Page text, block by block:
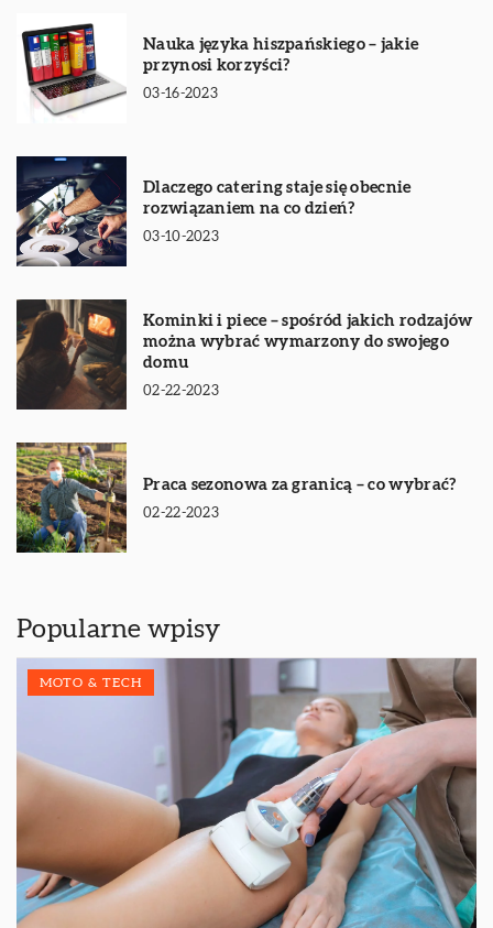
Nauka języka hiszpańskiego – jakie
przynosi korzyści?
03-16-2023
Dlaczego catering staje się obecnie
rozwiązaniem na co dzień?
03-10-2023
Kominki i piece – spośród jakich rodzajów
można wybrać wymarzony do swojego
domu
02-22-2023
Praca sezonowa za granicą – co wybrać?
02-22-2023
Popularne wpisy
MOTO & TECH